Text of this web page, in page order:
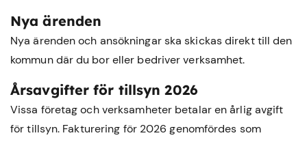
Nya ärenden
Nya ärenden och ansökningar ska skickas direkt till den
kommun där du bor eller bedriver verksamhet.
Årsavgifter för tillsyn 2026
Vissa företag och verksamheter betalar en årlig avgift
för tillsyn. Fakturering för 2026 genomfördes som